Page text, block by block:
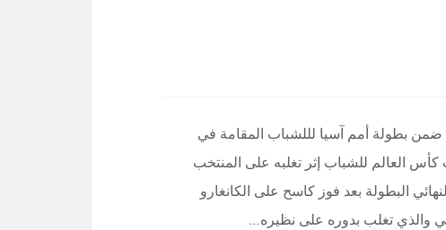
بطولة أمم آسيا لللشباب المقامة في
كأس العالم للشباب إثر تغلبه على المنتخب
البطولة بعد فوز كاسح على الكانغارو
والذي تغلب بدوره على نظيره…